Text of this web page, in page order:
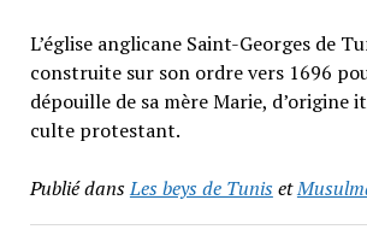
L’église anglicane Saint-Georges de
construite sur son ordre vers 1696
dépouille de sa mère Marie, d’origine
culte protestant.
Publié dansLes beys de Tuniset